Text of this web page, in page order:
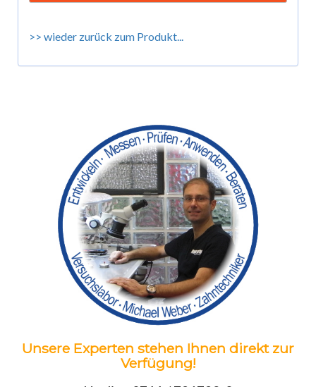
>> wieder zurück zum Produkt...
Unsere Experten stehen Ihnen direkt zur
Verfügung!